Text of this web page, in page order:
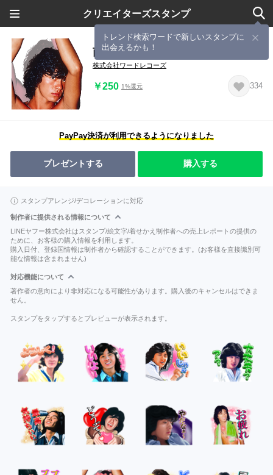
クリエイターズスタンプ
トレンド検索ワードで新しいスタンプに
出会えるかも！
西城秀樹
株式会社ワードレコーズ
￥250 1%還元 334
PayPay決済が利用できるようになりました
プレゼントする 購入する
スタンプアレンジ/デコレーションに対応
制作者に提供される情報について
LINEヤフー株式会社はスタンプ/絵文字/着せかえ制作者への売上レポートの提供の
ために、お客様の購入情報を利用します。
購入日付、登録国情報は制作者から確認することができます。(お客様を直接識別可
能な情報は含まれません)
対応機能について
著作者の意向により非対応になる可能性があります。購入後のキャンセルはできま
せん。
スタンプをタップするとプレビューが表示されます。